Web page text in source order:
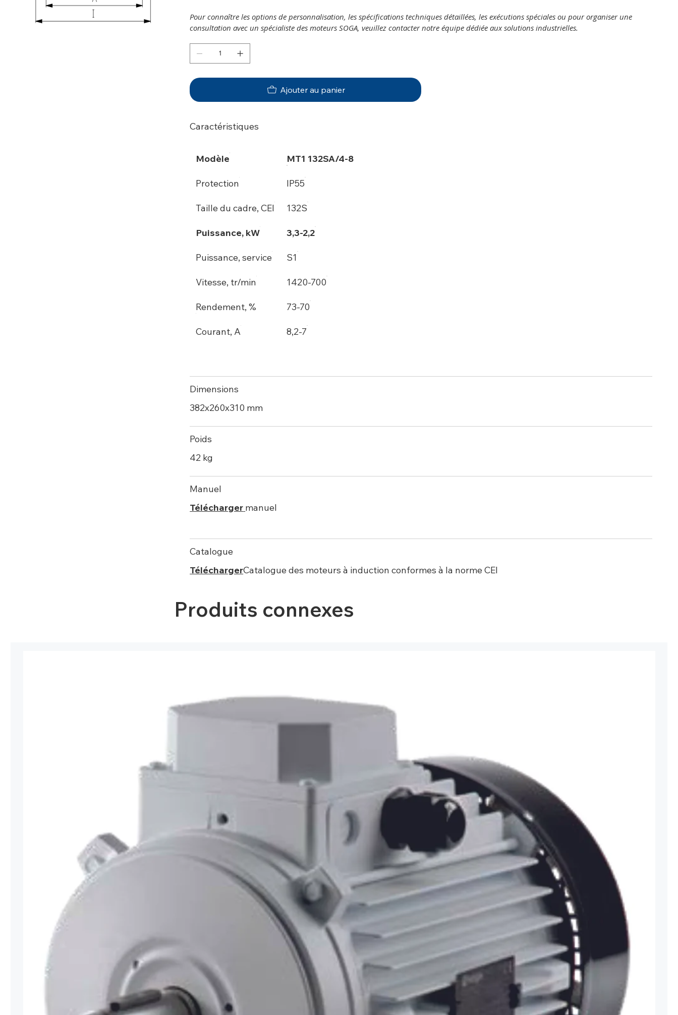
Pour connaître les options de personnalisation, les spécifications techniques détaillées, les exécutions spéciales ou pour organiser une
consultation avec un spécialiste des moteurs SOGA, veuillez contacter notre équipe dédiée aux solutions industrielles.
Ajouter au panier
Caractéristiques
Modèle MT1 132SA/4-8
Protection IP55
Taille du cadre, CEI 132S
Puissance, kW 3,3-2,2
Puissance, service S1
Vitesse, tr/min 1420-700
Rendement, % 73-70
Courant, A 8,2-7
Dimensions
382х260x310 mm
Poids
42 kg
Manuel
Télécharger manuel
Catalogue
TéléchargerCatalogue des moteurs à induction conformes à la norme CEI
Produits connexes